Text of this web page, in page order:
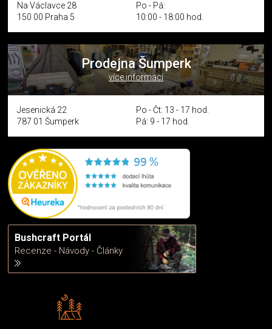
Na Václavce 28
150 00 Praha 5
Po - Pá:
10:00 - 18:00 hod.
Prodejna Šumperk
více informací
Jesenická 22
787 01 Šumperk
Po - Čt: 13 - 17 hod.
Pá: 9 - 17 hod.
Bushcraft Portál
Recenze - Návody - Články